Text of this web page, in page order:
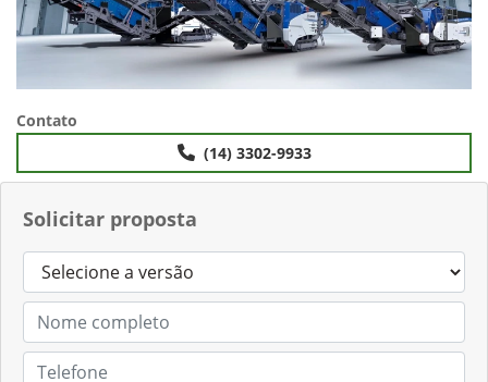
Solicitar proposta
Contato
(14) 3302-9933